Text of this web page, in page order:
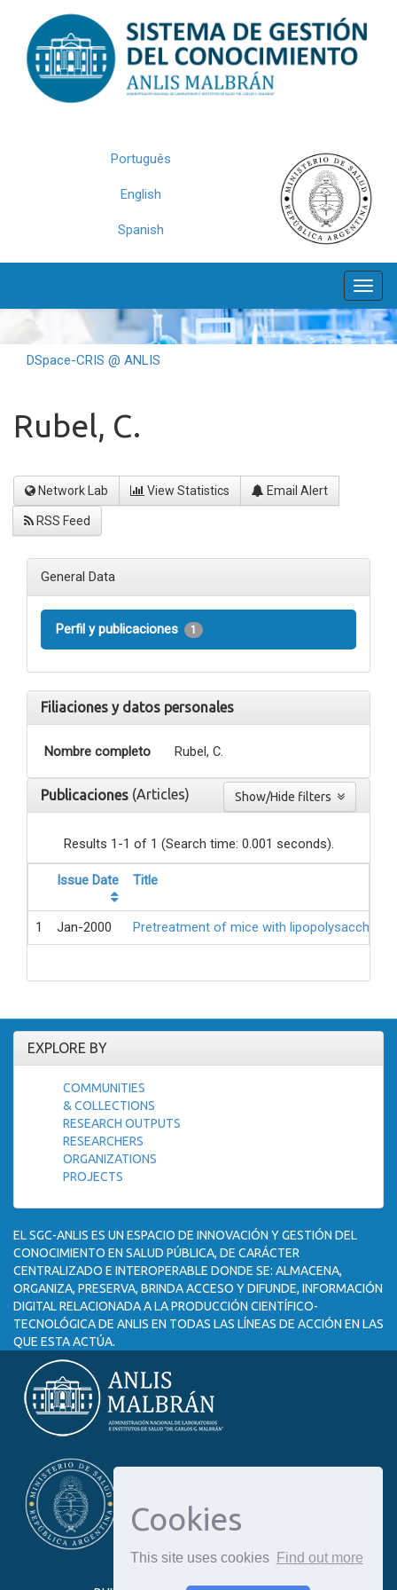
Cookies
This site uses cookies Find out more
navigation
Português
English
Spanish
DSpace-CRIS @ ANLIS
Rubel, C.
Network Lab View Statistics Email Alert
RSS Feed
General Data
Perfil y publicaciones 1
Filiaciones y datos personales
Nombre completo Rubel, C.
Publicaciones (Articles)
Results 1-1 of 1 (Search time: 0.001 seconds).
Issue Date Title
1 Jan-2000 Pretreatment of mice with
EXPLORE BY
COMMUNITIES
& COLLECTIONS
RESEARCH OUTPUTS
RESEARCHERS
ORGANIZATIONS
PROJECTS
EL SGC-ANLIS ES UN ESPACIO DE INNOVACIÓN Y GESTIÓN DEL
CONOCIMIENTO EN SALUD PÚBLICA, DE CARÁCTER
CENTRALIZADO E INTEROPERABLE DONDE SE: ALMACENA,
ORGANIZA, PRESERVA, BRINDA ACCESO Y DIFUNDE, INFORMACIÓN
DIGITAL RELACIONADA A LA PRODUCCIÓN CIENTÍFICO-
TECNOLÓGICA DE ANLIS EN TODAS LAS LÍNEAS DE ACCIÓN EN LAS
QUE ESTA ACTÚA.